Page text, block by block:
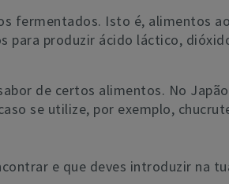
fermentados. Isto é, alimentos
para produzir ácido láctico,
de certos alimentos. No
se utilize, por exemplo,
e que deves introduzir na